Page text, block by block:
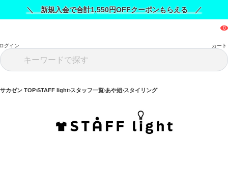
＼ 新規入会で合計1,550円OFFクーポンもらえる ／
グイン カート
サカゼン TOP STAFF light スタッフ一覧 あや姐 スタイリング